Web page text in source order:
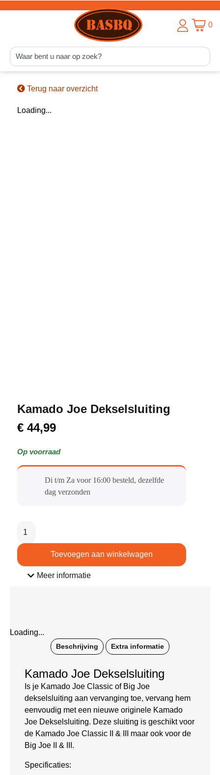
0
Terug naar overzicht
Loading...
Kamado Joe Dekselsluiting
€ 44,99
Op voorraad
Di t/m Za voor 16:00 besteld, dezelfde
dag verzonden​
Toevoegen aan winkelwagen
Meer informatie
Loading...
Beschrijving Extra informatie
Kamado Joe Dekselsluiting
Is je Kamado Joe Classic of Big Joe
dekselsluiting aan vervanging toe, vervang hem
eenvoudig met een nieuwe originele Kamado
Joe Dekselsluiting. Deze sluiting is geschikt voor
de Kamado Joe Classic II & III maar ook voor de
Big Joe II & III.
Specificaties: